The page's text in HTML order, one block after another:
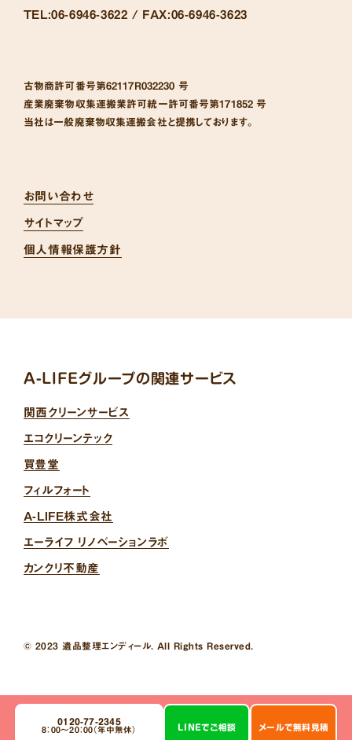
TEL:06-6946-3622 / FAX:06-6946-3623
古物商許可番号第62117R032230 号
産業廃棄物収集運搬業許可統一許可番号第171852 号
当社は一般廃棄物収集運搬会社と提携しております。
お問い合わせ
サイトマップ
個人情報保護方針
A-LIFEグループの関連サービス
関西クリーンサービス
エコクリーンテック
買豊堂
フィルフォート
A-LIFE株式会社
エーライフ リノベーションラボ
カンクリ不動産
© 2023 遺品整理エンディール. All Rights Reserved.
0120-77-2345
8：00～20：00（年中無休）
LINEで ご相談 メールで無料見積